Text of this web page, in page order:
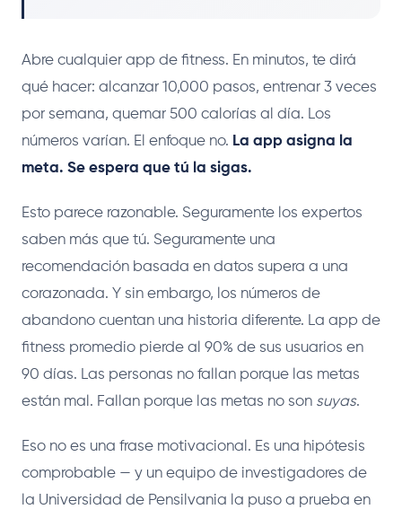
Abre cualquier app de fitness. En minutos, te dirá
qué hacer: alcanzar 10,000 pasos, entrenar 3 veces
por semana, quemar 500 calorías al día. Los
números varían. El enfoque no. La app asigna la
meta. Se espera que tú la sigas.
Esto parece razonable. Seguramente los expertos
saben más que tú. Seguramente una
recomendación basada en datos supera a una
corazonada. Y sin embargo, los números de
abandono cuentan una historia diferente. La app de
fitness promedio pierde al 90% de sus usuarios en
90 días. Las personas no fallan porque las metas
están mal. Fallan porque las metas no son suyas.
Eso no es una frase motivacional. Es una hipótesis
comprobable — y un equipo de investigadores de
la Universidad de Pensilvania la puso a prueba en